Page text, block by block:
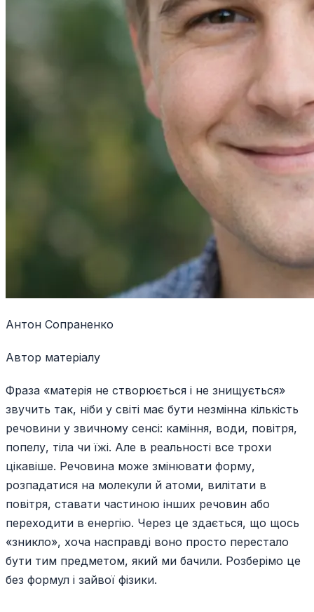
Антон Сопраненко
Автор матеріалу
Фраза «матерія не створюється і не знищується»
звучить так, ніби у світі має бути незмінна кількість
речовини у звичному сенсі: каміння, води, повітря,
попелу, тіла чи їжі. Але в реальності все трохи
цікавіше. Речовина може змінювати форму,
розпадатися на молекули й атоми, вилітати в
повітря, ставати частиною інших речовин або
переходити в енергію. Через це здається, що щось
«зникло», хоча насправді воно просто перестало
бути тим предметом, який ми бачили. Розберімо це
без формул і зайвої фізики.